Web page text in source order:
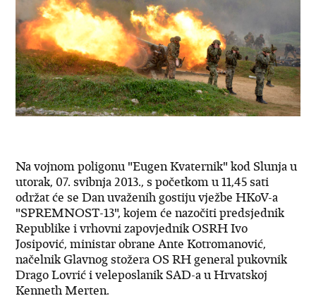
Na vojnom poligonu "Eugen Kvaternik" kod Slunja u
utorak, 07. svibnja 2013., s početkom u 11,45 sati
održat će se Dan uvaženih gostiju vježbe HKoV-a
"SPREMNOST-13", kojem će nazočiti predsjednik
Republike i vrhovni zapovjednik OSRH Ivo
Josipović, ministar obrane Ante Kotromanović,
načelnik Glavnog stožera OS RH general pukovnik
Drago Lovrić i veleposlanik SAD-a u Hrvatskoj
Kenneth Merten.